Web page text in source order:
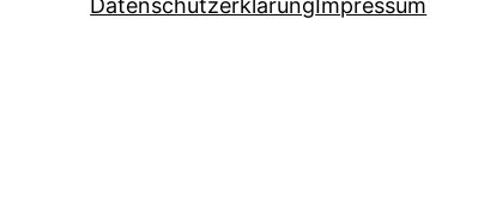
Datenschutzerklärung Impressum